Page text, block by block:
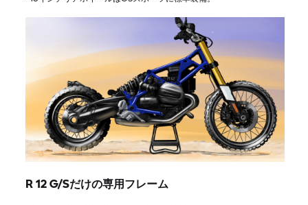
R 12 G/Sだけの専用フレーム